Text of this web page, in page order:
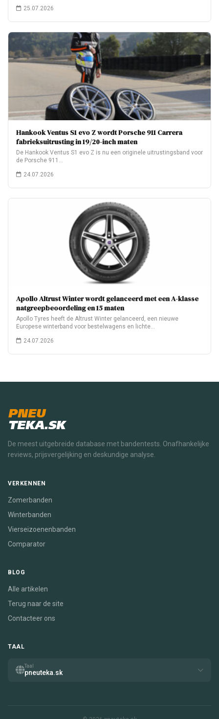
25.07.2026
Hankook Ventus S1 evo Z wordt Porsche 911 Carrera
fabrieksuitrusting in 19/20-inch maten
De Hankook Ventus S1 evo Z is nu een originele uitrustingsband voor
de Porsche 911…
24.07.2026
Apollo Altrust Winter wordt gelanceerd met een A-klasse
natgreepbeoordeling en 15 maten
Apollo Tyres heeft de Altrust Winter gelanceerd, een nieuwe
Europese winterband voor bestelwagens en lichte…
24.07.2026
PNEU
TEKA.SK
De meest uitgebreide database met bandentests. Onafhankelijke
reviews, prijsvergelijking en deskundige analyse.
VERKENNEN
Zomerbanden
Winterbanden
Vierseizoenenbanden
Comparator
BLOG
Alle artikelen
Terug naar de site
Contacteer ons
TAAL
Taal
pneuteka.sk